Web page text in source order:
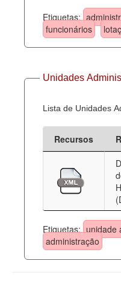
Etiquetas:
funcionários
Unidades
Lista de Unidades
Recursos
Etiquetas: unidade
administração